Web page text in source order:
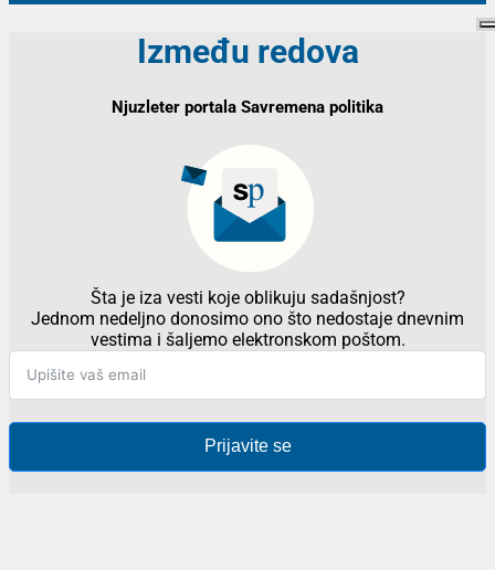
Između redova
Njuzleter portala Savremena politika
Šta je iza vesti koje oblikuju sadašnjost?
Jednom nedeljno donosimo ono što nedostaje dnevnim
vestima i šaljemo elektronskom poštom.
Prijavite se